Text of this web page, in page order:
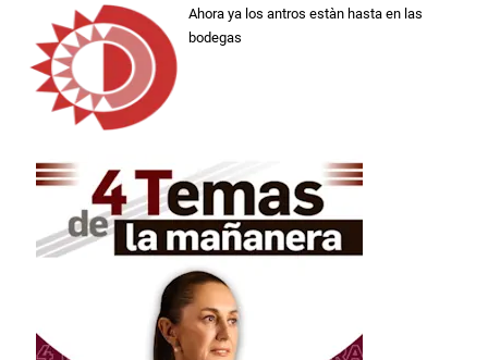
Ahora ya los antros estàn hasta en las
bodegas